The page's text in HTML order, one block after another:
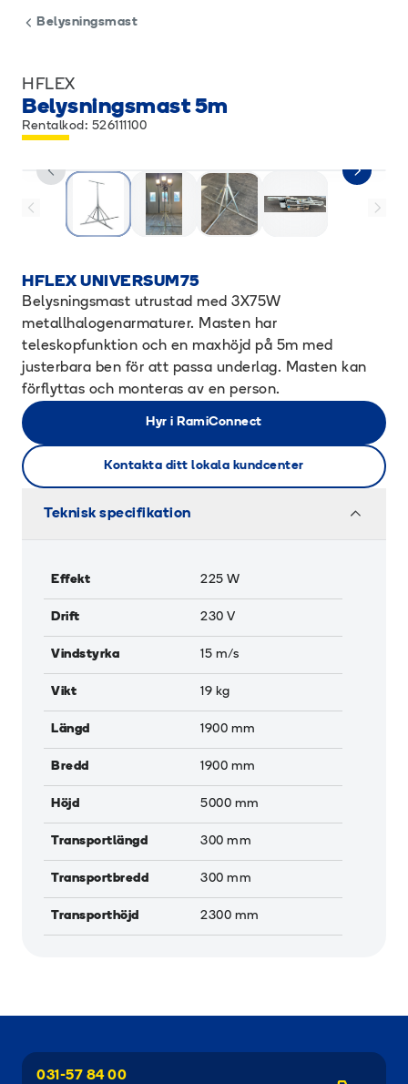
Belysningsmast
HFLEX
Belysningsmast 5m
Rentalkod: 526111100
HFLEX UNIVERSUM75
Belysningsmast utrustad med 3X75W
metallhalogenarmaturer. Masten har
teleskopfunktion och en maxhöjd på 5m med
justerbara ben för att passa underlag. Masten kan
förflyttas och monteras av en person.
Hyr i RamiConnect
Kontakta ditt lokala kundcenter
Teknisk specifikation
Effekt 225 W
Drift 230 V
Vindstyrka 15 m/s
Vikt 19 kg
Längd 1900 mm
Bredd 1900 mm
Höjd 5000 mm
Transportlängd 300 mm
Transportbredd 300 mm
Transporthöjd 2300 mm
031-57 84 00